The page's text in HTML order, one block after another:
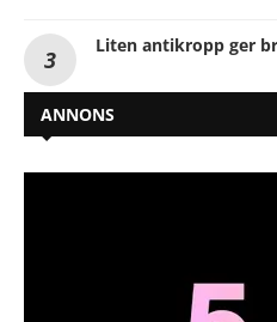
Liten antikropp ger
ANNONS